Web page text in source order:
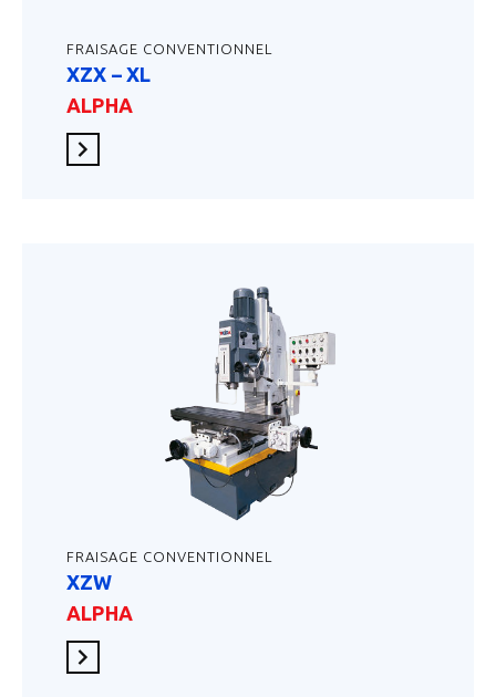
FRAISAGE CONVENTIONNEL
XZX – XL
ALPHA
En savoir plus
FRAISAGE CONVENTIONNEL
XZW
ALPHA
En savoir plus